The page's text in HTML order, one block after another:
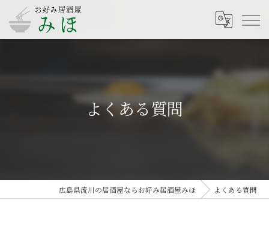
よくある質問
広島県流川の居酒屋ならお好み居酒屋みほ よくある質問